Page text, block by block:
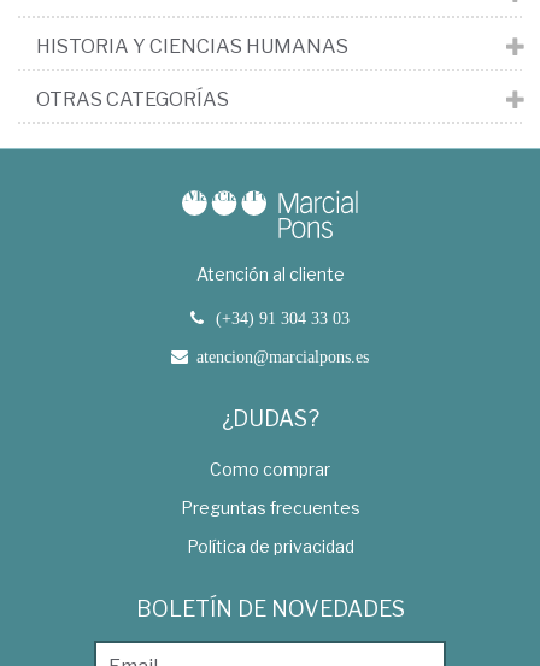
HISTORIA Y CIENCIAS HUMANAS
OTRAS CATEGORÍAS
Atención al cliente
(+34) 91 304 33 03
atencion@marcialpons.es
¿DUDAS?
Como comprar
Preguntas frecuentes
Política de privacidad
BOLETÍN DE NOVEDADES